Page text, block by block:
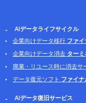
AIデータライフサイクル
企業向けデータ移行 ファ
企業向けデータ消去 ター
廃棄・リユース時に消去サ
データ復元ソフト ファイ
AIデータ復旧サービス